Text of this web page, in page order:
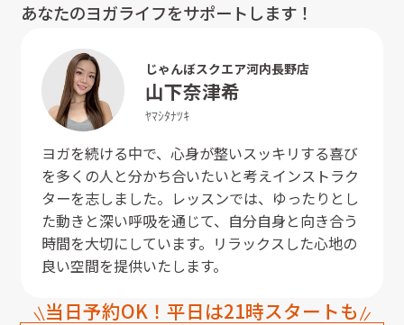
あなたのヨガライフをサポートします！
じゃんぼスクエア河内長野店
山下奈津希
ﾔﾏｼﾀﾅﾂｷ
ヨガを続ける中で、心身が整いスッキリする喜び
を多くの人と分かち合いたいと考えインストラク
ターを志しました。レッスンでは、ゆったりとし
た動きと深い呼吸を通じて、自分自身と向き合う
時間を大切にしています。リラックスした心地の
良い空間を提供いたします。
当日予約OK！平日は21時スタートも